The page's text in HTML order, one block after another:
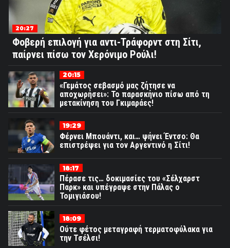
20:27
Φοβερή επιλογή για αντι-Τράφορντ στη Σίτι,
παίρνει πίσω τον Χερόνιμο Ρούλι!
20:15
«Γεμάτος σεβασμό μας ζήτησε να
αποχωρήσει»: Το παρασκήνιο πίσω από τη
μετακίνηση του Γκιμαράες!
19:29
Φέρνει Μπουάντι, και… ψήνει Έντσο: Θα
επιστρέψει για τον Αργεντινό η Σίτι!
18:17
Πέρασε τις… δοκιμασίες του «Σέλχαρστ
Παρκ» και υπέγραψε στην Πάλας ο
Τομιγιάσου!
18:09
Ούτε φέτος μεταγραφή τερματοφύλακα για
την Τσέλσι!